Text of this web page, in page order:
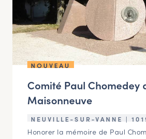
NOUVEAU
Comité Paul Chomedey
Maisonneuve
NEUVILLE-SUR-VANNE |
Honorer la mémoire de Paul